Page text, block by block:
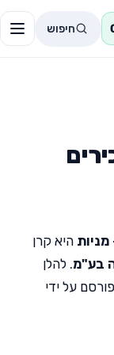
חיפוש
היא קרן
בע"מ. להלן
על ידי